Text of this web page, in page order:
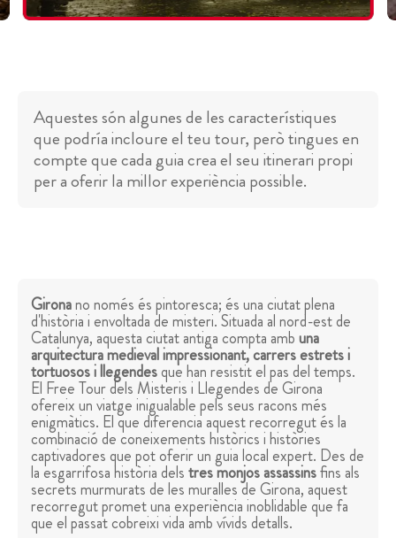
Aquestes són algunes de les característiques
que podría incloure el teu tour, però tingues en
compte que cada guia crea el seu itinerari propi
per a oferir la millor experiència possible.
Gironano només és pintoresca; és una ciutat plena
d'història i envoltada de misteri. Situada al nord-est de
Catalunya, aquesta ciutat antiga compta ambuna
arquitectura medieval impressionant, carrers estrets i
tortuosos i llegendesque han resistit el pas del temps.
El Free Tour dels Misteris i Llegendes de Girona
ofereix un viatge inigualable pels seus racons més
enigmàtics. El que diferencia aquest recorregut és la
combinació de coneixements històrics i històries
captivadores que pot oferir un guia local expert. Des de
la esgarrifosa història delstres monjos assassinsfins als
secrets murmurats de les muralles de Girona, aquest
recorregut promet una experiència inoblidable que fa
que el passat cobreixi vida amb vívids detalls.